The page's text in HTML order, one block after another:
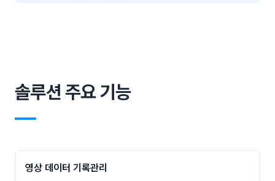
솔루션 주요 기능
―
영상 데이터 기록관리